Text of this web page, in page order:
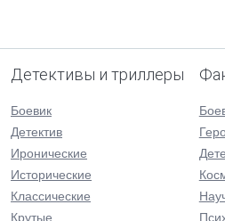
Детективы и триллеры
Боевик
Детектив
Иронические
Исторические
Классические
Крутые